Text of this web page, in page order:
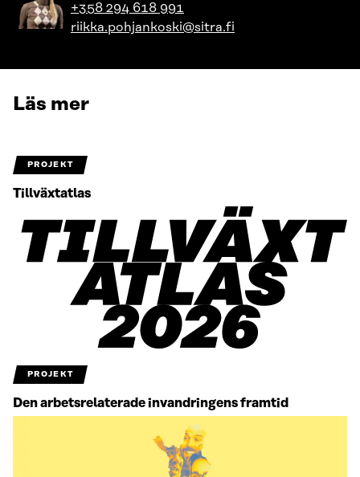
+358 294 618 991
riikka.pohjankoski@sitra.fi
Läs mer
PROJEKT
Tillväxtatlas
PROJEKT
Den arbetsrelaterade invandringens framtid